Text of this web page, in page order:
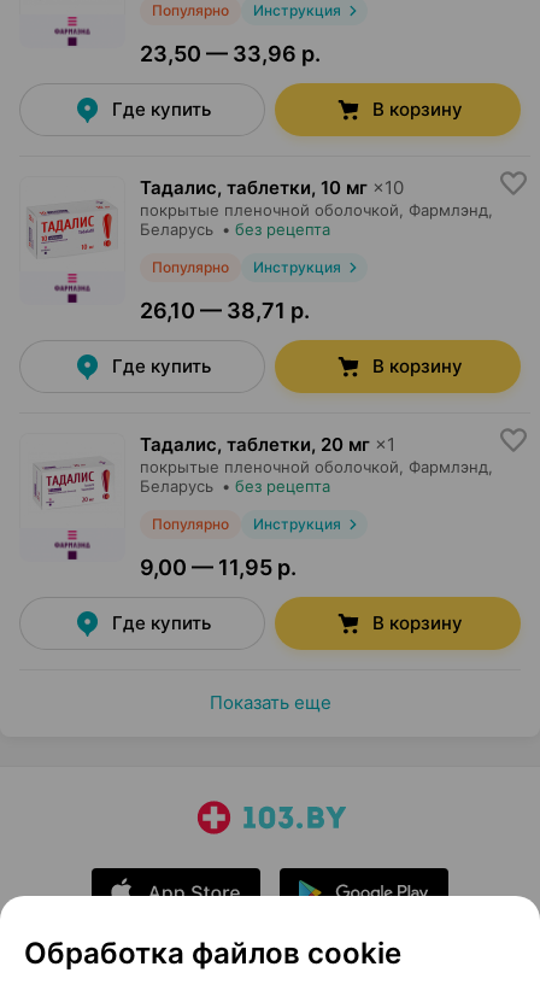
Популярно Инструкция
23,50 — 33,96 р.
Где купить В корзину
Тадалис, таблетки, 10 мг ×10
покрытые пленочной оболочкой, Фармлэнд
Беларусь • без рецепта
Популярно Инструкция
26,10 — 38,71 р.
Где купить В корзину
Тадалис, таблетки, 20 мг ×1
покрытые пленочной оболочкой, Фармлэнд
Беларусь • без рецепта
Популярно Инструкция
9,00 — 11,95 р.
Где купить В корзину
Показать еще
Обработка файлов cookie